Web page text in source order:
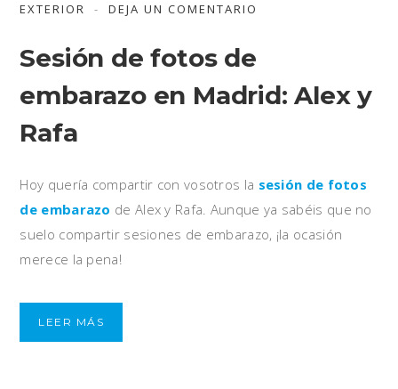
EXTERIOR
DEJA UN COMENTARIO
Sesión de fotos de
embarazo en Madrid: Alex y
Rafa
Hoy quería compartir con vosotros la sesión de fotos
de embarazo de Alex y Rafa. Aunque ya sabéis que no
suelo compartir sesiones de embarazo, ¡la ocasión
merece la pena!
LEER MÁS